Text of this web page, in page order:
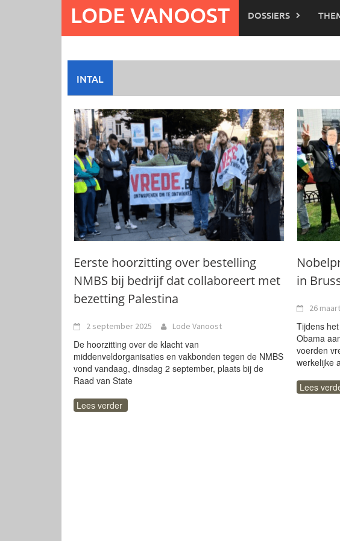
LODE VANOOST DOSSIERS
INTAL
Eerste hoorzitting over bestelling
NMBS bij bedrijf dat collaboreert met
bezetting Palestina
2 september 2025 Lode Vanoost
De hoorzitting over de klacht van
middenveldorganisaties en vakbonden tegen de NMBS
vond vandaag, dinsdag 2 september, plaats bij de
Raad van State
Lees verder
in
26
Tijdens
Obama
voerden
werkelijke
Lees